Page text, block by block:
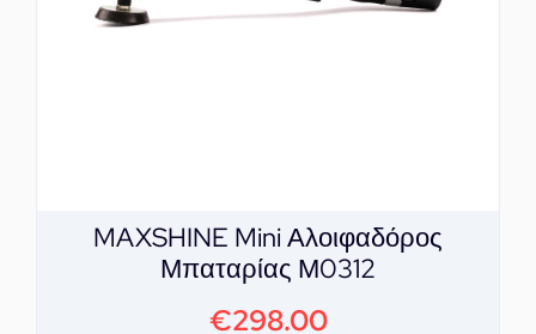
MAXSHINE Mini Αλοιφαδόρος
Μπαταρίας Μ0312
€298.00